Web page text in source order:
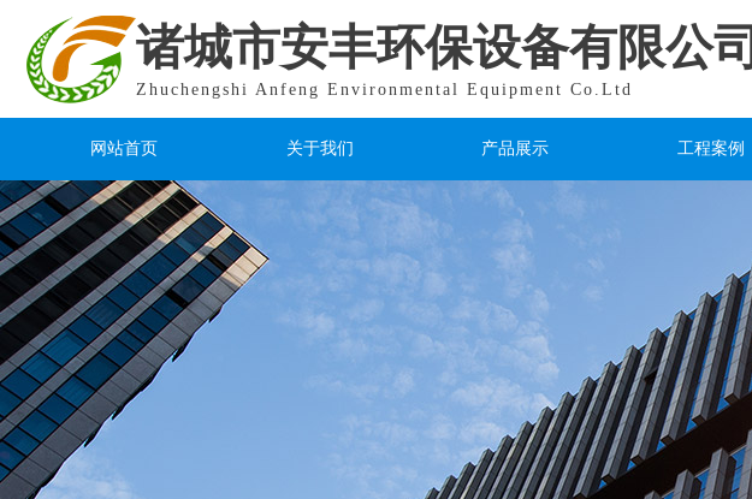
诸城市安丰环保设备有限公司
Zhuchengshi Anfeng Environmental Equipment Co.Ltd
网站首页 关于我们 产品展示 工程案例